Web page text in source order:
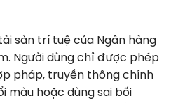
sản trí tuệ của Ngân hàng
Người dùng chỉ được phép
pháp, truyền thông chính
màu hoặc dùng sai bối